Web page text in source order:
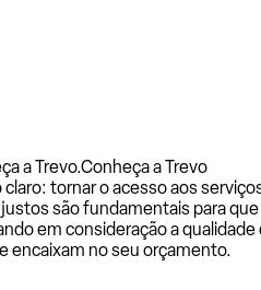
a Trevo.Conheça a Trevo
tornar o acesso aos
são fundamentais para
em consideração a
encaixam no seu orçamento.